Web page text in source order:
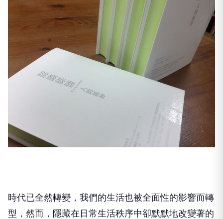
時代已全然轉變，我們的生活也被全面性的影響而轉
型，然而，隱藏在日常生活秩序中卻默默地改變著的